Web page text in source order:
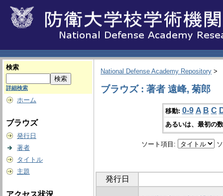
検索
詳細検索
ホーム
ブラウズ
発行日
著者
タイトル
主題
アクセス状況
National Defense Academy Repository >
ブラウズ : 著者 遠峰, 菊郎
移動: 0-9 A B C
あるいは、最初の
ソート項目:
発行日